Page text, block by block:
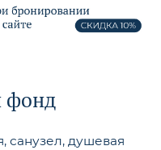
фонд
санузел, душевая